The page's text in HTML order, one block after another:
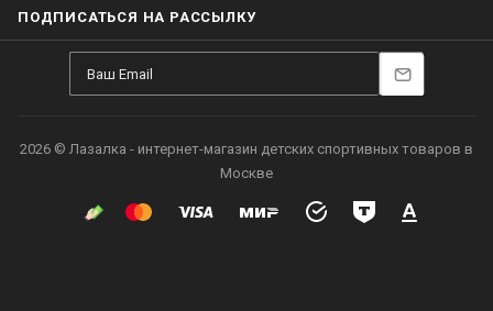
ПОДПИСАТЬСЯ НА РАССЫЛКУ
2026 © Лазалка - интернет-магазин детских спортивных товаров в
Москве